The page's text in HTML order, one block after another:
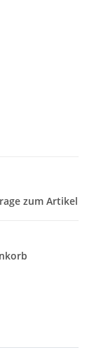
zum Artikel